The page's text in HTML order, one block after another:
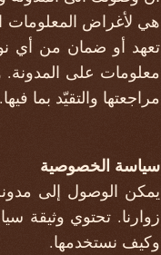
هي لأغراض المعلومات
تعهد أو ضمان من أي
معلومات على المدونة.
مراجعتها والتقيّد بما فيها.
سياسة الخصوصية
وكيف نستخدمها.